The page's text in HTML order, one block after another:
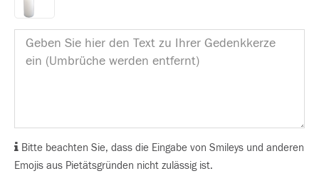
Bitte beachten Sie, dass die Eingabe von Smileys und anderen
Emojis aus Pietätsgründen nicht zulässig ist.